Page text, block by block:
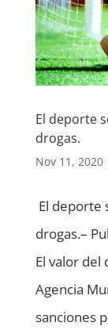
El deporte
drogas.
Nov 11, 2020
El deporte
drogas.–
El valor del
Agencia
sanciones